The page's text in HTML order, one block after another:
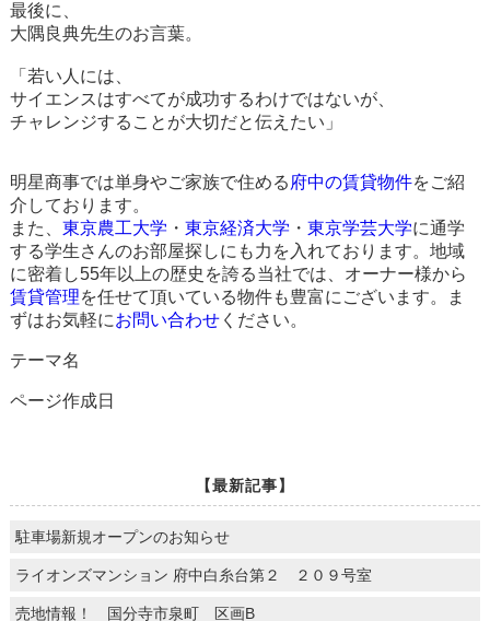
最後に、
大隅良典先生のお言葉。
「若い人には、
サイエンスはすべてが成功するわけではないが、
チャレンジすることが大切だと伝えたい」
明星商事では単身やご家族で住める府中の賃貸物件をご紹
介しております。
また、 東京農工大学 ・ 東京経済大学 ・ 東京学芸大学に通学
する学生さんのお部屋探しにも力を入れております。地域
に密着し55年以上の歴史を誇る当社では、オーナー様から
賃貸管理を任せて頂いている物件も豊富にございます。ま
ずはお気軽にお問い合わせください。
テーマ名
ページ作成日
【最新記事】
駐車場新規オープンのお知らせ
ライオンズマンション 府中白糸台第２ ２０９号室
売地情報！ 国分寺市泉町 区画B